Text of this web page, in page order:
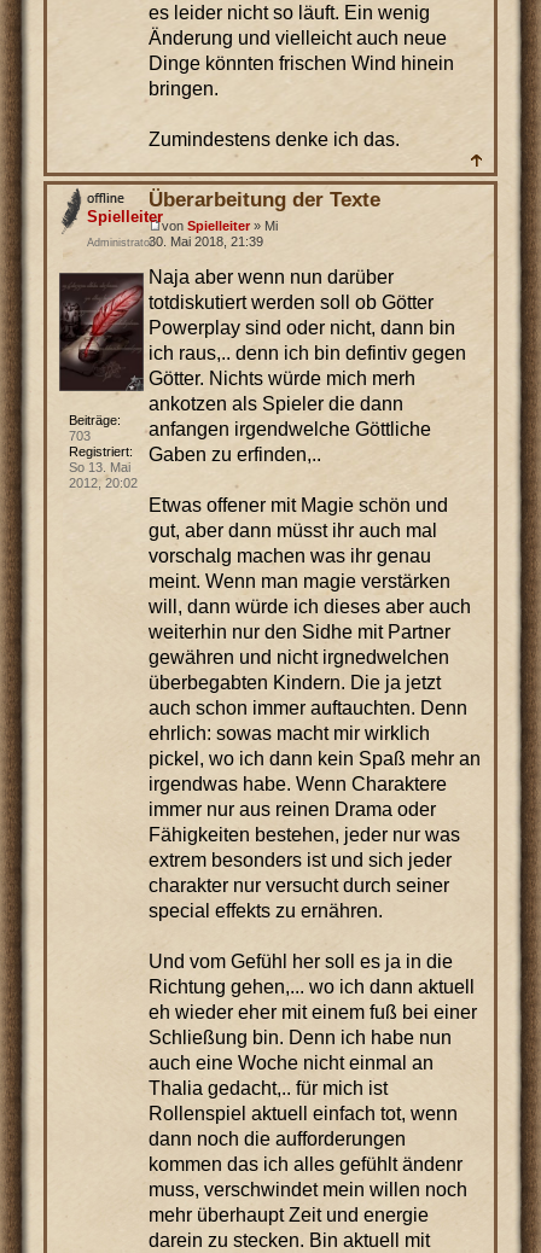
es leider nicht so läuft. Ein wenig
Änderung und vielleicht auch neue
Dinge könnten frischen Wind hinein
bringen.
Zumindestens denke ich das.
Überarbeitung der Texte
von Spielleiter» Mi
30. Mai 2018, 21:39
Naja aber wenn nun darüber
totdiskutiert werden soll ob Götter
Powerplay sind oder nicht, dann bin
ich raus,.. denn ich bin defintiv gegen
Götter. Nichts würde mich merh
ankotzen als Spieler die dann
anfangen irgendwelche Göttliche
Gaben zu erfinden,..
Etwas offener mit Magie schön und
gut, aber dann müsst ihr auch mal
vorschalg machen was ihr genau
meint. Wenn man magie verstärken
will, dann würde ich dieses aber auch
weiterhin nur den Sidhe mit Partner
gewähren und nicht irgnedwelchen
überbegabten Kindern. Die ja jetzt
auch schon immer auftauchten. Denn
ehrlich: sowas macht mir wirklich
pickel, wo ich dann kein Spaß mehr an
irgendwas habe. Wenn Charaktere
immer nur aus reinen Drama oder
Fähigkeiten bestehen, jeder nur was
extrem besonders ist und sich jeder
charakter nur versucht durch seiner
special effekts zu ernähren.
Und vom Gefühl her soll es ja in die
Richtung gehen,... wo ich dann aktuell
eh wieder eher mit einem fuß bei einer
Schließung bin. Denn ich habe nun
auch eine Woche nicht einmal an
Thalia gedacht,.. für mich ist
Rollenspiel aktuell einfach tot, wenn
dann noch die aufforderungen
kommen das ich alles gefühlt ändenr
muss, verschwindet mein willen noch
mehr überhaupt Zeit und energie
darein zu stecken. Bin aktuell mit
Spielleiter
Administrator
Beiträge:
703
Registriert:
So 13. Mai
2012, 20:02